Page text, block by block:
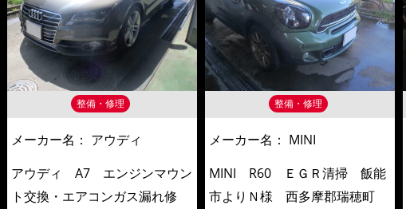
整備・修理
メーカー名： アウディ
アウディ A7 エンジンマウン
ト交換・エアコンガス漏れ修
整備・修理
メーカー名： MINI
MINI R60 ＥＧＲ清掃 飯能
市よりＮ様 西多摩郡瑞穂町